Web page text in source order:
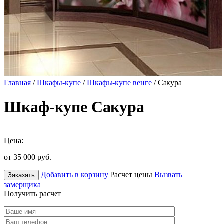
Главная /Шкафы-купе /Шкафы-купе венге / Сакура
Шкаф-купе Сакура
Цена:
от 35 000 руб.
Заказать Добавить в корзину Расчет цены Вызвать
замерщика
Получить расчет